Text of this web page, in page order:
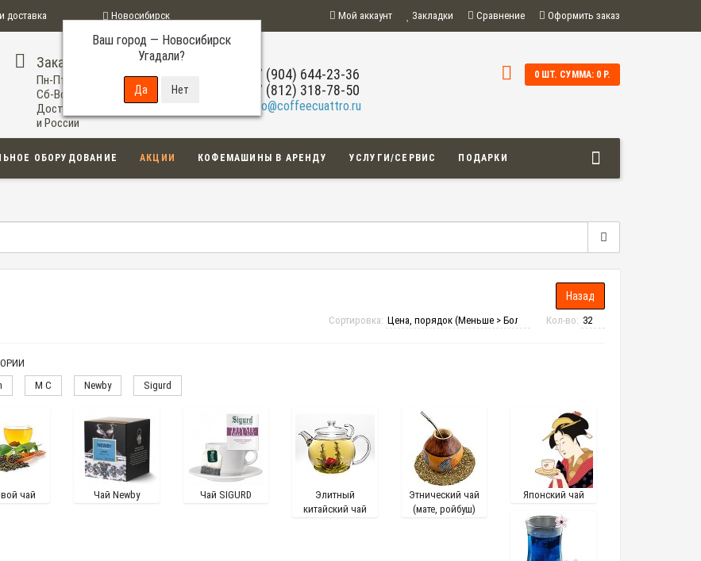
доставка Новосибирск
Ваш город — Новосибирск
Угадали?
Мой аккаунт Закладки Сравнение Оформить заказ
Заказ по телефону
Пн-Пт: 09:00-20:00
Сб-Вс: 11:00-18:00
Доставка по Новосибирску
и России
+7 (904) 644-23-36
+7 (812) 318-78-50
info@coffeecuattro.ru
0 ШТ. СУММА: 0 Р.
ОБОРУДОВАНИЕ АКЦИИ КОФЕМАШИНЫ В АРЕНДУ УСЛУГИ/СЕРВИС ПОДАРКИ
Кол-во:
Сортировка:
M C Newby Sigurd
чай Чай Newby Чай SIGURD
Элитный
китайский чай
Этнический чай
(мате, ройбуш)
Японский чай